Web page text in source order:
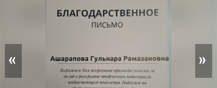
« »